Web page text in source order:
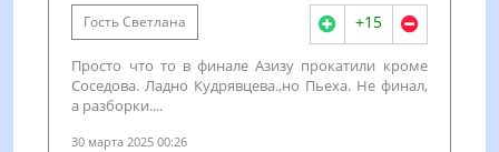
Гость Светлана +15
Просто что то в финале Азизу прокатили кроме
Соседова. Ладно Кудрявцева.,но Пьеха. Не финал,
а разборки....
30 марта 2025 00:26